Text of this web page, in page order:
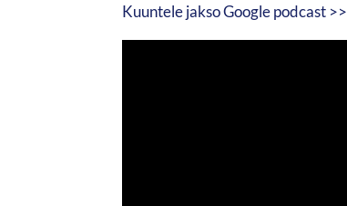
Kuuntele jakso Google podcast >>